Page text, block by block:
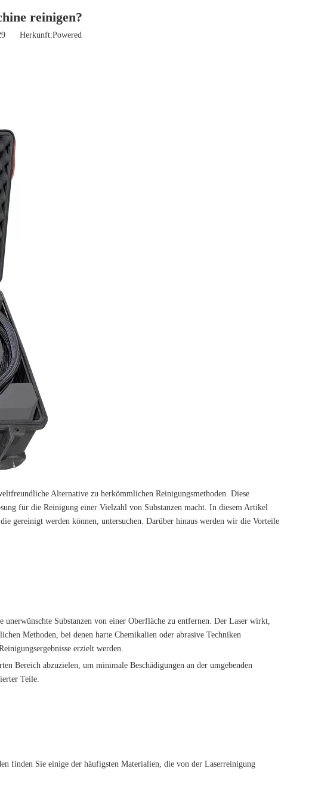
reinigen?
Herkunft:Powered
Alternative zu herkömmlichen Reinigungsmethoden. Diese
für die Reinigung einer Vielzahl von Substanzen macht. In diesem Artikel
gereinigt werden können, untersuchen. Darüber hinaus werden wir die Vorteile
Substanzen von einer Oberfläche zu entfernen. Der Laser wirkt,
Methoden, bei denen harte Chemikalien oder abrasive Techniken
erzielt werden.
Bereich abzuzielen, um minimale Beschädigungen an der umgebenden
Teile.
finden Sie einige der häufigsten Materialien, die von der Laserreinigung